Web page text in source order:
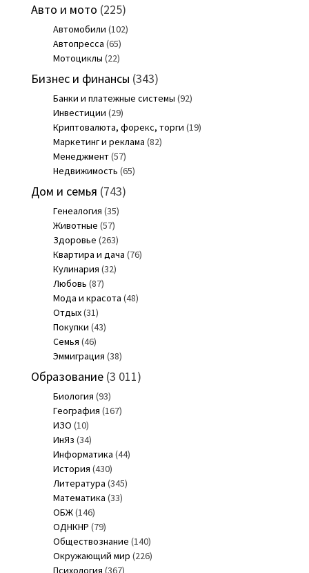
Авто и мото (225)
Автомобили (102)
Автопресса (65)
Мотоциклы (22)
Бизнес и финансы (343)
Банки и платежные системы (92)
Инвестиции (29)
Криптовалюта, форекс, торги (19)
Маркетинг и реклама (82)
Менеджмент(57)
Недвижимость (65)
Дом и семья (743)
Генеалогия (35)
Животные (57)
Здоровье (263)
Квартира и дача (76)
Кулинария (32)
Любовь (87)
Мода и красота (48)
Отдых(31)
Покупки (43)
Семья (46)
Эммиграция (38)
Образование(3 011)
Биология (93)
География (167)
ИЗО (10)
ИнЯз (34)
Информатика (44)
История (430)
Литература (345)
Математика (33)
ОБЖ(146)
ОДНКНР (79)
Обществознание (140)
Окружающий мир (226)
Психология (367)